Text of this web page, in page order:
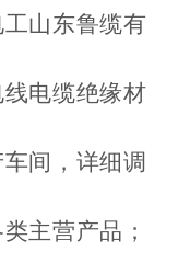
山东鲁缆有
电缆绝缘材
间，详细调
主营产品；